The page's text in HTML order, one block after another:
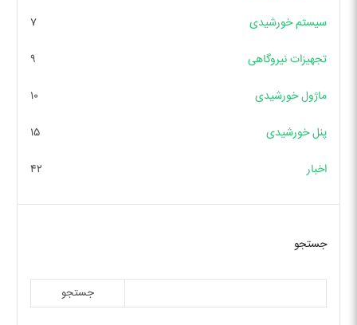
سیستم خورشیدی ۷
تجهیزات نیروگاهی ۹
ماژول خورشیدی ۱۰
پنل خورشیدی ۱۵
اخبار ۴۲
جستجو
جستجو